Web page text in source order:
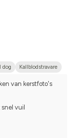
dog
Kallblodstravare
van kerstfoto's
vuil